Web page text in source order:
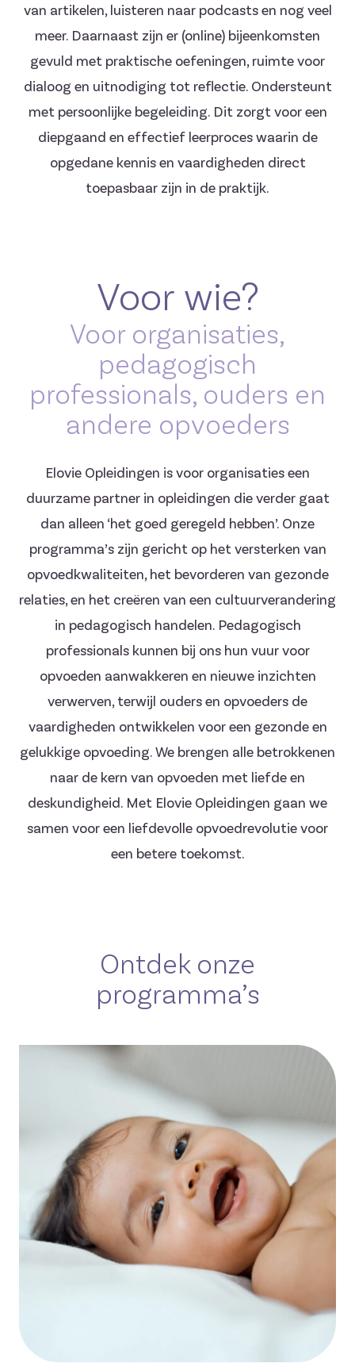
van artikelen, luisteren naar podcasts en nog veel
meer. Daarnaast zijn er (online) bijeenkomsten
gevuld met praktische oefeningen, ruimte voor
dialoog en uitnodiging tot reflectie. Ondersteunt
met persoonlijke begeleiding. Dit zorgt voor een
diepgaand en effectief leerproces waarin de
opgedane kennis en vaardigheden direct
toepasbaar zijn in de praktijk.
Voor wie?
Voor organisaties,
pedagogisch
professionals, ouders en
andere opvoeders
Elovie Opleidingen is voor organisaties een
duurzame partner in opleidingen die verder gaat
dan alleen ‘het goed geregeld hebben’. Onze
programma’s zijn gericht op het versterken van
opvoedkwaliteiten, het bevorderen van gezonde
relaties, en het creëren van een cultuurverandering
in pedagogisch handelen. Pedagogisch
professionals kunnen bij ons hun vuur voor
opvoeden aanwakkeren en nieuwe inzichten
verwerven, terwijl ouders en opvoeders de
vaardigheden ontwikkelen voor een gezonde en
gelukkige opvoeding. We brengen alle betrokkenen
naar de kern van opvoeden met liefde en
deskundigheid. Met Elovie Opleidingen gaan we
samen voor een liefdevolle opvoedrevolutie voor
een betere toekomst.
Ontdek onze
programma’s